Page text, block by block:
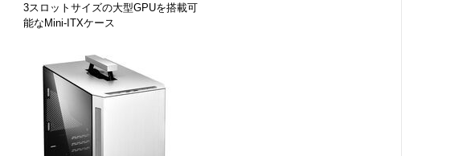
3スロットサイズの大型GPUを搭載可
能なMini-ITXケース